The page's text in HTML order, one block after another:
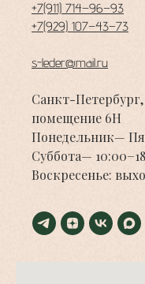
+7(911) 714−96−93
+7(929) 107−43−73
s-leder@mail.ru
Санкт-Петербург,
помещение 6Н
Понедельник—
Суббота—
Воскресенье: